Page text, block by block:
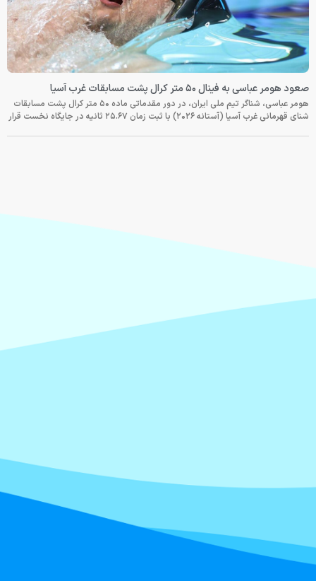
صعود هومر عباسی به فینال ۵۰ متر کرال پشت مسابقات غرب آسیا
هومر عباسی، شناگر تیم ملی ایران، در دور مقدماتی ماده ۵۰ متر کرال پشت مسابقات
شنای قهرمانی غرب آسیا (آستانه ۲۰۲۶) با ثبت زمان ۲۵.۶۷ ثانیه در جایگاه نخست قرار